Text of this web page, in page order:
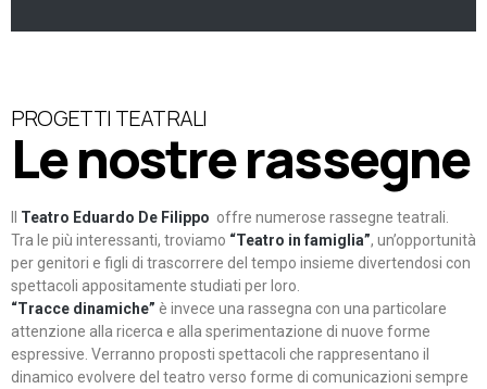
PROGETTI TEATRALI
Le nostre rassegne
Teatro Eduardo De Filippo offre numerose rassegne teatrali.
Tra le più interessanti, troviamo “Teatro in famiglia”, un’opportunità
per genitori e figli di trascorrere del tempo insieme divertendosi con
spettacoli appositamente studiati per loro.
“Tracce dinamiche” è invece una rassegna con una particolare
attenzione alla ricerca e alla sperimentazione di nuove forme
espressive. Verranno proposti spettacoli che rappresentano il
dinamico evolvere del teatro verso forme di comunicazioni sempre